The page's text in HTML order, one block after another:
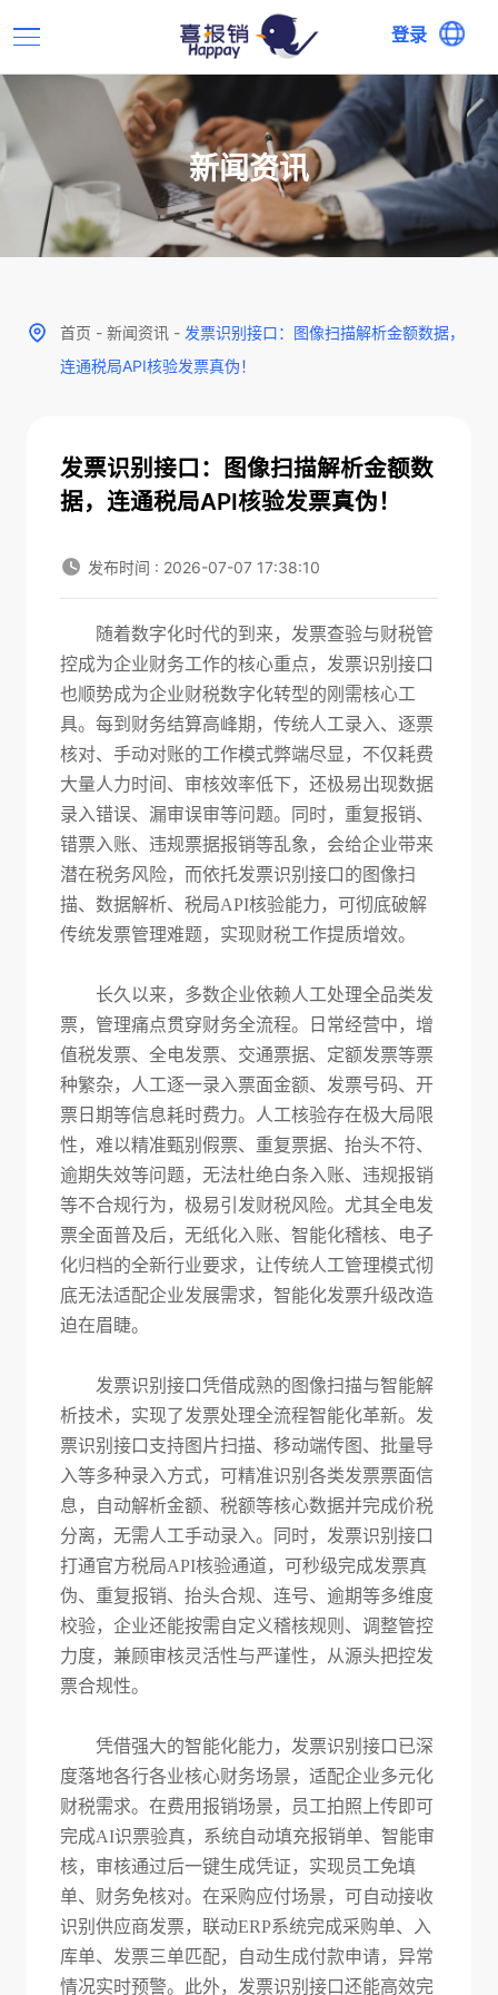
登录
新闻资讯
首页 - 新闻资讯 - 发票识别接口：图像扫描解析金额数据，
连通税局API核验发票真伪！
发票识别接口：图像扫描解析金额数
据，连通税局API核验发票真伪！
发布时间 : 2026-07-07 17:38:10
随着数字化时代的到来，发票查验与财税管
控成为企业财务工作的核心重点，发票识别接口
也顺势成为企业财税数字化转型的刚需核心工
具。每到财务结算高峰期，传统人工录入、逐票
核对、手动对账的工作模式弊端尽显，不仅耗费
大量人力时间、审核效率低下，还极易出现数据
录入错误、漏审误审等问题。同时，重复报销、
错票入账、违规票据报销等乱象，会给企业带来
潜在税务风险，而依托发票识别接口的图像扫
描、数据解析、税局API核验能力，可彻底破解
传统发票管理难题，实现财税工作提质增效。
长久以来，多数企业依赖人工处理全品类发
票，管理痛点贯穿财务全流程。日常经营中，增
值税发票、全电发票、交通票据、定额发票等票
种繁杂，人工逐一录入票面金额、发票号码、开
票日期等信息耗时费力。人工核验存在极大局限
性，难以精准甄别假票、重复票据、抬头不符、
逾期失效等问题，无法杜绝白条入账、违规报销
等不合规行为，极易引发财税风险。尤其全电发
票全面普及后，无纸化入账、智能化稽核、电子
化归档的全新行业要求，让传统人工管理模式彻
底无法适配企业发展需求，智能化发票升级改造
迫在眉睫。
发票识别接口凭借成熟的图像扫描与智能解
析技术，实现了发票处理全流程智能化革新。发
票识别接口支持图片扫描、移动端传图、批量导
入等多种录入方式，可精准识别各类发票票面信
息，自动解析金额、税额等核心数据并完成价税
分离，无需人工手动录入。同时，发票识别接口
打通官方税局API核验通道，可秒级完成发票真
伪、重复报销、抬头合规、连号、逾期等多维度
校验，企业还能按需自定义稽核规则、调整管控
力度，兼顾审核灵活性与严谨性，从源头把控发
票合规性。
凭借强大的智能化能力，发票识别接口已深
度落地各行各业核心财务场景，适配企业多元化
财税需求。在费用报销场景，员工拍照上传即可
完成AI识票验真，系统自动填充报销单、智能审
核，审核通过后一键生成凭证，实现员工免填
单、财务免核对。在采购应付场景，可自动接收
识别供应商发票，联动ERP系统完成采购单、入
库单、发票三单匹配，自动生成付款申请，异常
情况实时预警。此外，发票识别接口还能高效完